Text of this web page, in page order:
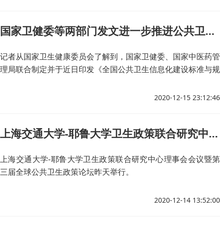
国家卫健委等两部门发文进一步推进公共卫生信息化建设
记者从国家卫生健康委员会了解到，国家卫健委、国家中医药管
理局联合制定并于近日印发《全国公共卫生信息化建设标准与规
高，促进医防融合，健全重大疫情应急响应机制。在传染病防控
2020-12-15 23:12:46
上海交通大学-耶鲁大学卫生政策联合研究中心理事会会议暨第三届全球公共卫生政策论坛举行
上海交通大学-耶鲁大学卫生政策联合研究中心理事会会议暨第
三届全球公共卫生政策论坛昨天举行。
2020-12-14 13:52:00